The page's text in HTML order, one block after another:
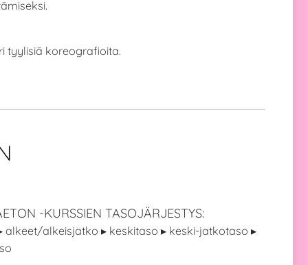
tyylisiä koreografioita.
-KURSSIEN TASOJÄRJESTYS:
alkeet/alkeisjatko ▸ keskitaso ▸ keski-jatkotaso ▸